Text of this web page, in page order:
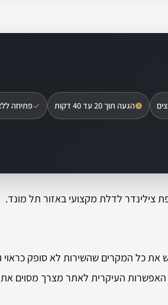
הגעה תוך 20 עד 40 דקות פתיחה
צילינדר לדלת מקצועי באזור תל מונד.
כל המקרים שהשירות לא סופק כראוי
העיקרית לאתר מצרך מסוים